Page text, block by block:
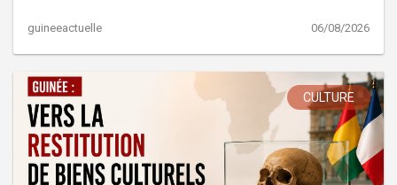
guineeactuelle 06/08/2026
CULTURE